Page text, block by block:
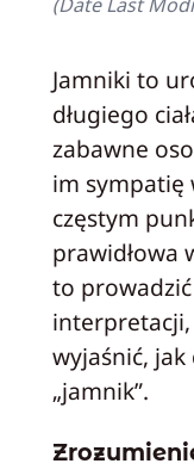
Jamniki to
długiego
zabawne
im sympatię
częstym
prawidłowa
to
wyjaśnić, jak
„jamnik”.